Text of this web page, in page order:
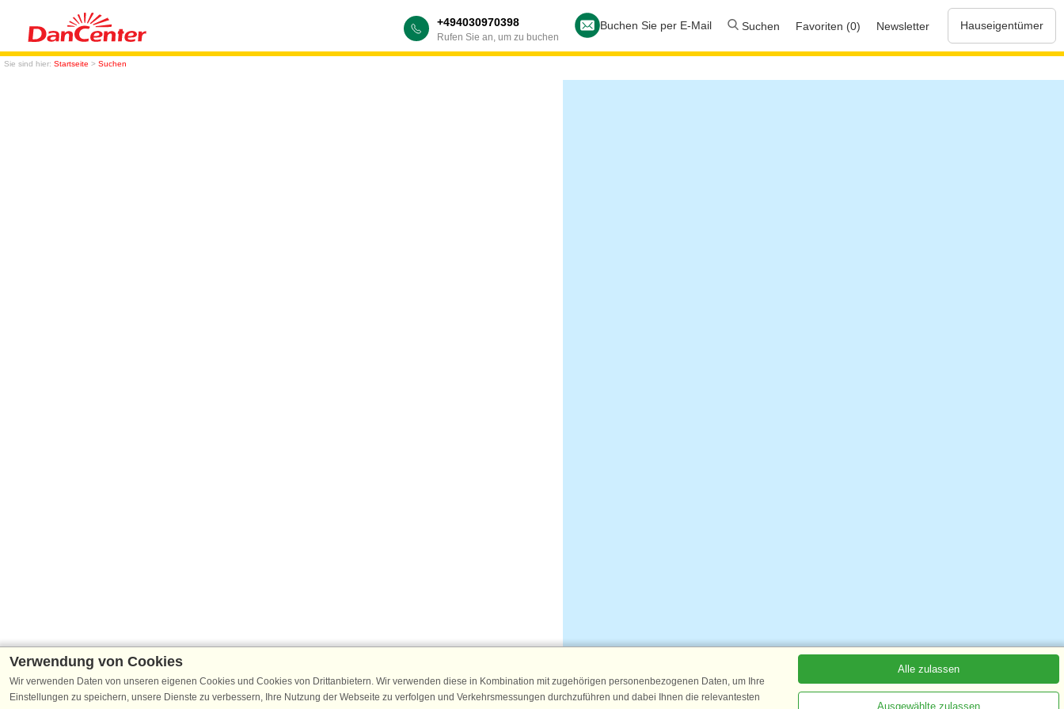
+494030970398
Rufen Sie an, um zu buchen
Buchen Sie per E-Mail Suchen Favoriten (0) Newsletter Hauseigentümer
Sie sind hier: Startseite > Suchen
Verwendung von Cookies
Wir verwenden Daten von unseren eigenen Cookies und Cookies von Drittanbietern. Wir verwenden diese in Kombination mit zugehörigen personenbezogenen Daten, um Ihre
Einstellungen zu speichern, unsere Dienste zu verbessern, Ihre Nutzung der Webseite zu verfolgen und Verkehrsmessungen durchzuführen und dabei Ihnen die relevantesten
Alle zulassen
Ausgewählte zulassen